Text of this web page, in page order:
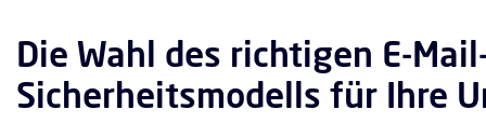
Die Wahl des richtigen E-
Sicherheitsmodells für Ihre